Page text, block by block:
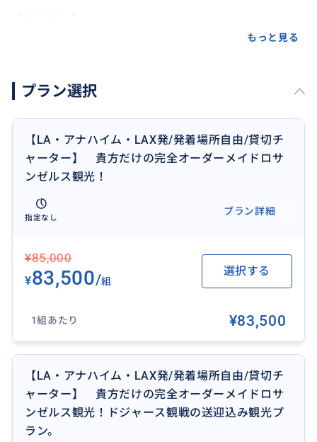
料金はあくまで目安になりますので、人数や時間、内
※メッセージのやり取り時点でお支払いは発生しませ
もっと見る
プラン選択
【LA・アナハイム・LAX発/発着場所自由/貸切チ
ャーター】 貴方だけの完全オーダーメイドロサ
ンゼルス観光！
指定なし
プラン詳細
¥85,000
¥83,500/組
選択する
1組あたり ¥83,500
【LA・アナハイム・LAX発/発着場所自由/貸切チ
ャーター】 貴方だけの完全オーダーメイドロサ
ンゼルス観光！ドジャース観戦の送迎込み観光プ
ラン。